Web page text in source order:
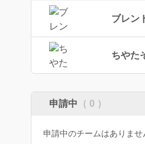
ブレン
ちやた
申請中 （ 0 ）
申請中のチームはありませ